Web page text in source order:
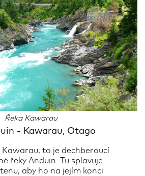
Řeka Kawarau
- Kawarau, Otago
Kawarau, to je dechberoucí
řeky Anduin. Tu splavuje
aby ho na jejím konci